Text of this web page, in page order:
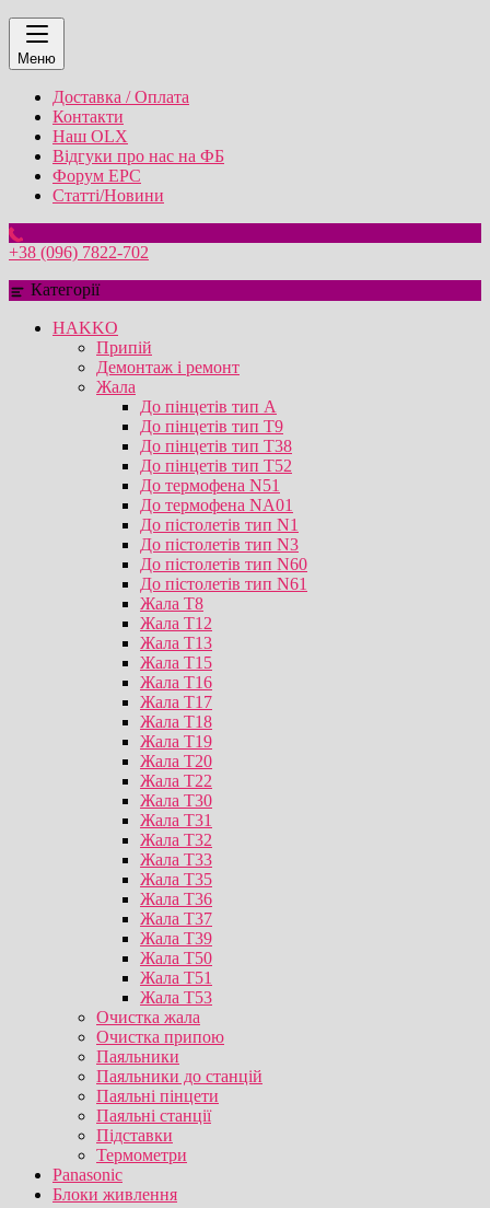
Меню
Доставка / Оплата
Контакти
Наш OLX
Відгуки про нас на ФБ
Форум EPC
Статті/Новини
+38 (096) 7822-702
Категорії
HAKKO
Припій
Демонтаж і ремонт
Жала
До пінцетів тип А
До пінцетів тип T9
До пінцетів тип T38
До пінцетів тип T52
До термофена N51
До термофена NA01
До пістолетів тип N1
До пістолетів тип N3
До пістолетів тип N60
До пістолетів тип N61
Жала T8
Жала T12
Жала T13
Жала T15
Жала T16
Жала T17
Жала T18
Жала T19
Жала T20
Жала T22
Жала T30
Жала T31
Жала T32
Жала T33
Жала T35
Жала T36
Жала T37
Жала T39
Жала T50
Жала T51
Жала T53
Очистка жала
Очистка припою
Паяльники
Паяльники до станцій
Паяльні пінцети
Паяльні станції
Підставки
Термометри
Panasonic
Блоки живлення